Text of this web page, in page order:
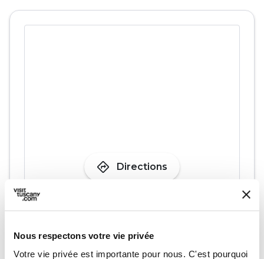
Nous respectons votre vie privée
Votre vie privée est importante pour nous. C'est pourquoi
directions Directions
home Où
Museo del Carbonaio